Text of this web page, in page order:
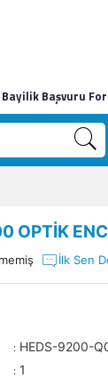
Bayilik Başvuru
OPTİK
İlk Sen
: HEDS-9200-
: 1